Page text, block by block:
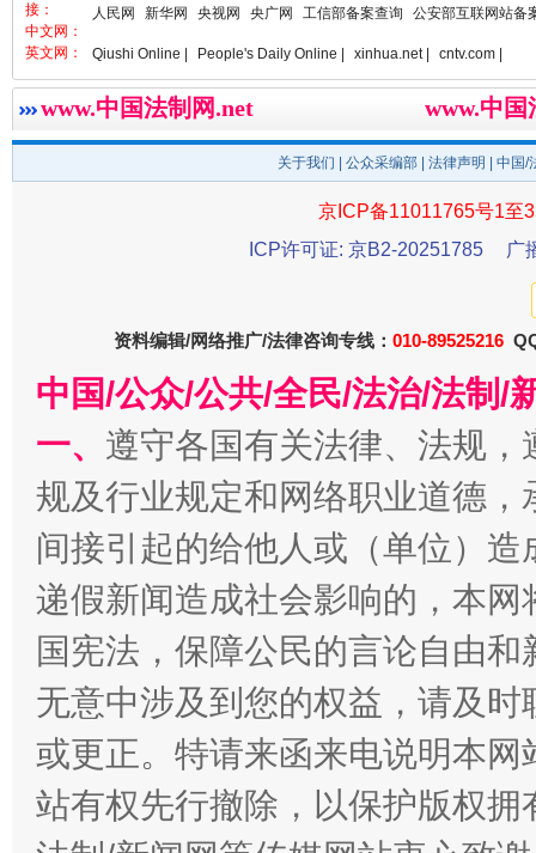
春天里的科技盛宴
接：
中文网：
人民网
新华网 央视网 央广网 工信部备案查询 公安部互联网站备
英文网： Qiushi Online | People's Daily Online | xinhua.net | cntv.com |
www.中国法制网.net www.中
关于我们 公众采编部 法律声明 | 中国
京ICP备11011765号1至
ICP许可证: 京B2-20251785
广
资料编辑/网络推广/法律咨询专线： 010-89525216
中国/公众/公共/全民/法治/法制/
一、 遵守各国有关法律、法规
规及行业规定和网络职业道德
间接引起的给他人或（单位）
递假新闻造成社会影响的，本
国宪法，保障公民的言论自由
无意中涉及到您的权益，请及
或更正。特请来函来电说明本
站有权先行撤除，以保护版权